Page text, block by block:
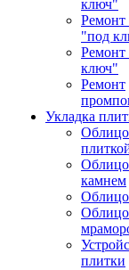
ключ"
Ремонт
"под
Ремонт
ключ"
Ремонт
Укладка
камнем
плитки